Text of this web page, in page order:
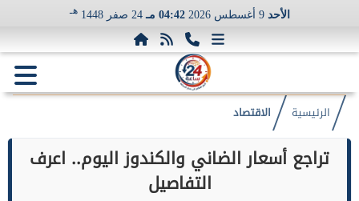
الأحد 9 أغسطس 2026 04:42 مـ 24 صفر 1448 هـ
الرئيسية الاقتصاد
تراجع أسعار الضاني والكندوز اليوم.. اعرف
التفاصيل